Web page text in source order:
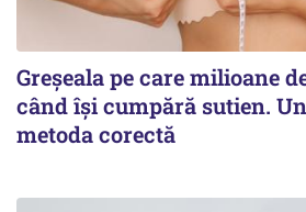
Greșeala pe care milioane
când își cumpără sutien.
metoda corectă